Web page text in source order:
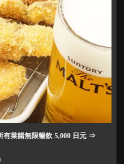
有菜餚無限暢飲 5,000 日元 ⇒